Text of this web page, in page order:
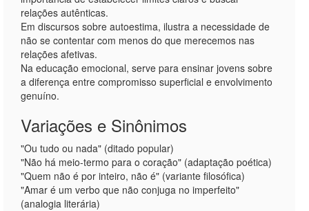
relações autênticas.
Em discursos sobre autoestima, ilustra a necessidade de
não se contentar com menos do que merecemos nas
relações afetivas.
Na educação emocional, serve para ensinar jovens sobre
a diferença entre compromisso superficial e envolvimento
genuíno.
Variações e Sinônimos
"Ou tudo ou nada" (ditado popular)
"Não há meio-termo para o coração" (adaptação poética)
"Quem não é por inteiro, não é" (variante filosófica)
"Amar é um verbo que não conjuga no imperfeito"
(analogia literária)